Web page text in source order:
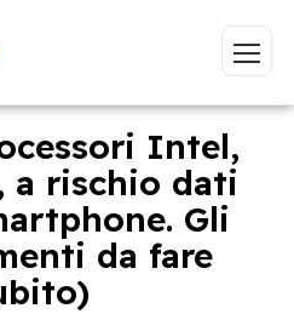
Vai
Intel,
a rischio dati
Gli
da fare